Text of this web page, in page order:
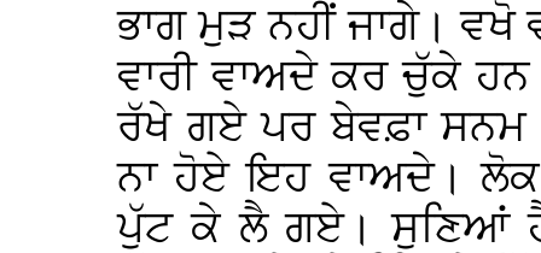
ਭਾਗ ਮੁੜ ਨਹੀਂ ਜਾਗੇ।
ਵਾਰੀ ਵਾਅਦੇ ਕਰ ਚੁੱਕੇ
ਰੱਖੇ ਗਏ ਪਰ ਬੇਵਫ਼ਾ ਸਨਮ
ਨਾ ਹੋਏ ਇਹ ਵਾਅਦੇ।
ਪੁੱਟ ਕੇ ਲੈ ਗਏ। ਸੁਣਿਆਂ